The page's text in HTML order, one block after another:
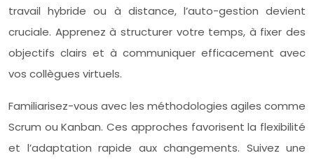
travail hybride ou à distance, l’auto-gestion devient
cruciale. Apprenez à structurer votre temps, à fixer des
objectifs clairs et à communiquer efficacement avec
vos collègues virtuels.
Familiarisez-vous avec les méthodologies agiles comme
Scrum ou Kanban. Ces approches favorisent la flexibilité
et l’adaptation rapide aux changements. Suivez une